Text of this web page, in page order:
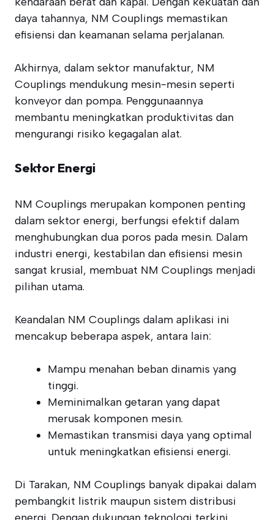
daya tahannya, NM Couplings memastikan
efisiensi dan keamanan selama perjalanan.
Akhirnya, dalam sektor manufaktur, NM
Couplings mendukung mesin-mesin seperti
konveyor dan pompa. Penggunaannya
membantu meningkatkan produktivitas dan
mengurangi risiko kegagalan alat.
Sektor Energi
NM Couplings merupakan komponen penting
dalam sektor energi, berfungsi efektif dalam
menghubungkan dua poros pada mesin. Dalam
industri energi, kestabilan dan efisiensi mesin
sangat krusial, membuat NM Couplings menjadi
pilihan utama.
Keandalan NM Couplings dalam aplikasi ini
mencakup beberapa aspek, antara lain:
Mampu menahan beban dinamis yang
tinggi.
Meminimalkan getaran yang dapat
merusak komponen mesin.
Memastikan transmisi daya yang optimal
untuk meningkatkan efisiensi energi.
Di Tarakan, NM Couplings banyak dipakai dalam
pembangkit listrik maupun sistem distribusi